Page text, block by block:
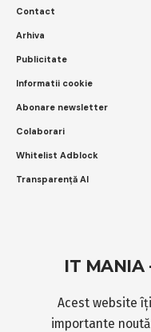
Contact
Arhiva
Publicitate
Informatii cookie
Abonare newsletter
Colaborari
Whitelist Adblock
Transparență AI
IT
Acest website
importante